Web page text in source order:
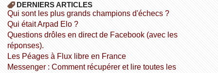
DERNIERS ARTICLES
Qui sont les plus grands champions d'échecs ?
Qui était Arpad Elo ?
Questions drôles en direct de Facebook (avec les
réponses).
Les Péages à Flux libre en France
Messenger : Comment récupérer et lire toutes les